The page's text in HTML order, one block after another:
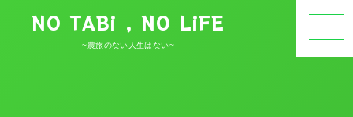
NO TABi , NO LiFE
~農旅のない人生はない~